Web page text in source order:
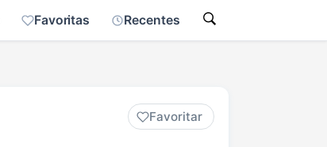
Favoritas Recentes
Favoritar